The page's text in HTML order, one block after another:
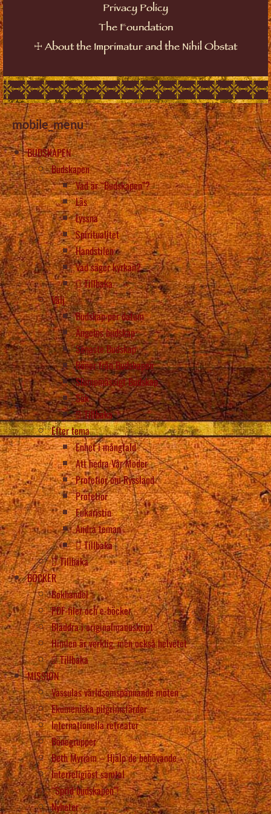
Privacy Policy
The Foundation
☩ About the Imprimatur and the Nihil Obstat
mobile_menu
BUDSKAPEN
Budskapen
Vad är “Budskapen”?
Läs
Lyssna
Spiritualitet
Handstilen
Vad säger kyrkan?
Tillbaka
Välj
Budskap per datum
Ängelns budskap
Senaste Budskap
Böner från Budskapen
Slumpmässigt Budskap
Sök
Tillbaka
Efter tema
Enhet i mångfald
Att hedra Vår Moder
Profetior om Ryssland
Profetior
Eukaristin
Andra teman
Tillbaka
Tillbaka
BÖCKER
Bokhandel
PDF-filer och e-böcker
Bläddra i originalmanuskript
Himlen är verklig, men också helvetet
Tillbaka
MISSION
Vassulas världsomspännande möten
Ekumeniska pilgrimsfärder
Internationella retreater
Bönegrupper
Beth Myriam – Hjälp de behövande
Interreligiöst samtal
“Sprid budskapen”!
Nyheter